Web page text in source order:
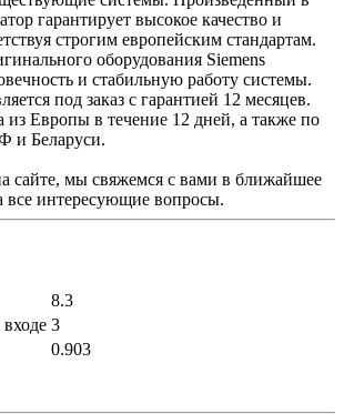
гарантирует высокое качество и
строгим европейским стандартам.
оборудования Siemens
и стабильную работу системы.
под заказ с гарантией 12 месяцев.
из Европы в течение 12 дней, а также по
и Беларуси.
сайте, мы свяжемся с вами в ближайшее
все интересующие вопросы.
8.3
3
0.903